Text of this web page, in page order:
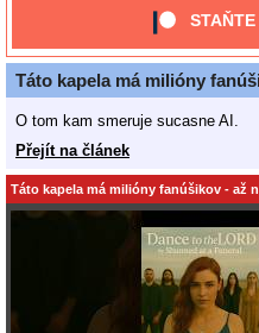
STAŇTE
Táto kapela má milióny
O tom kam smeruje sucasne AI.
Přejít na článek
Táto kapela má milióny fanúšikov - až